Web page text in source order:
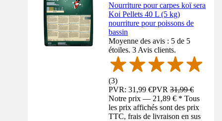
Nourriture pour carpes koï sera
Koi Pellets 40 L (5 kg)
nourriture pour poissons de
bassin
Moyenne des avis : 5 de 5
étoiles. 3 Avis clients.
(3)
PVR: 31,99 €PVR31,99 €
Notre prix — 21,89 € * Tous
les prix affichés sont des prix
TTC, frais de livraison en sus